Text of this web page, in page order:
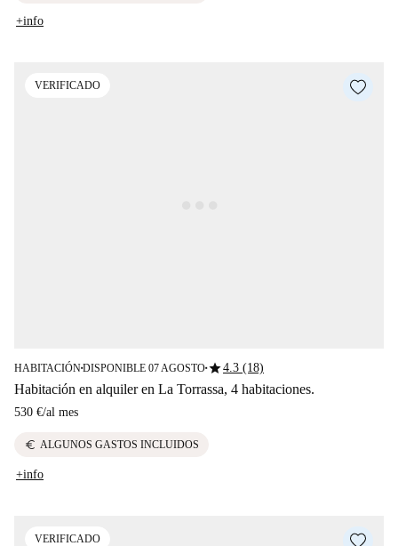
+info
VERIFICADO
HABITACIÓN■DISPONIBLE 07 AGOSTO■star4.3 (18)
Habitación en alquiler en La Torrassa, 4 habitaciones.
530 €/al mes
euro ALGUNOS GASTOS INCLUIDOS
+info
VERIFICADO